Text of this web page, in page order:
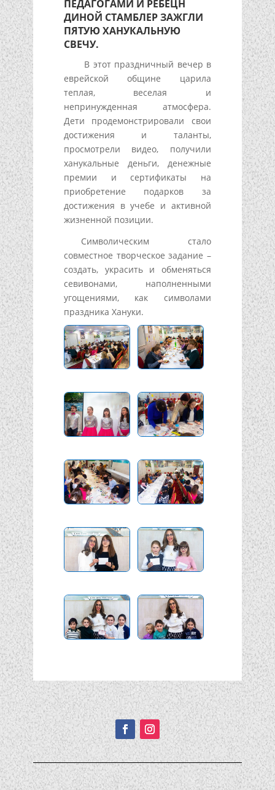
ПЕДАГОГАМИ И РЕБЕЦН
ДИНОЙ СТАМБЛЕР ЗАЖГЛИ
ПЯТУЮ ХАНУКАЛЬНУЮ
СВЕЧУ.
В этот праздничный вечер в
еврейской общине царила
теплая, веселая и
непринужденная атмосфера.
Дети продемонстрировали свои
достижения и таланты,
просмотрели видео, получили
ханукальные деньги, денежные
премии и сертификаты на
приобретение подарков за
достижения в учебе и активной
жизненной позиции.
Символическим стало
совместное творческое задание –
создать, украсить и обменяться
севивонами, наполненными
угощениями, как символами
праздника Хануки.
Подписывайтесь!